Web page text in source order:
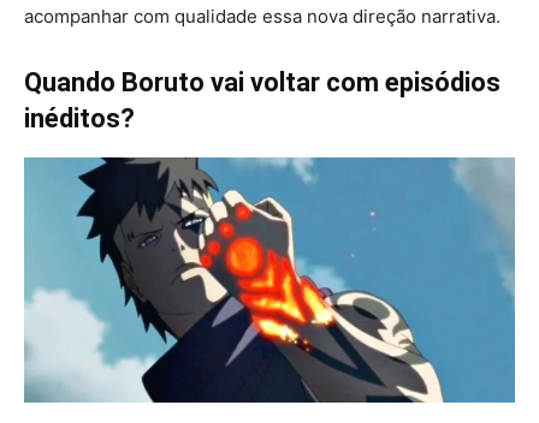
acompanhar com qualidade essa nova direção narrativa.
Quando Boruto vai voltar com episódios
inéditos?